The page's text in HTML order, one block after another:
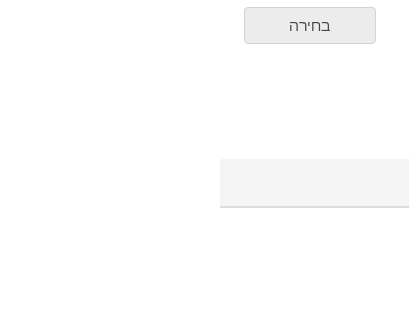
בחירה